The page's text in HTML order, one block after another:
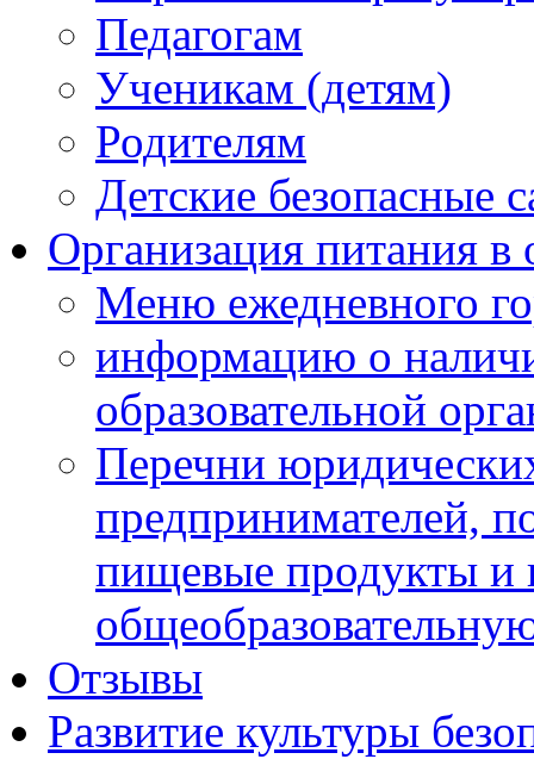
Педагогам
Ученикам (детям)
Родителям
Детские безопасные
Организация питания в
Меню ежедневного
информацию о
образовательной
Перечни
предпринимателей,
пищевые продукты и
Отзывы
Развитие культуры